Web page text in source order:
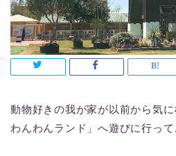
動物好きの我が家が以前から気
わんわんランド」へ遊びに行って